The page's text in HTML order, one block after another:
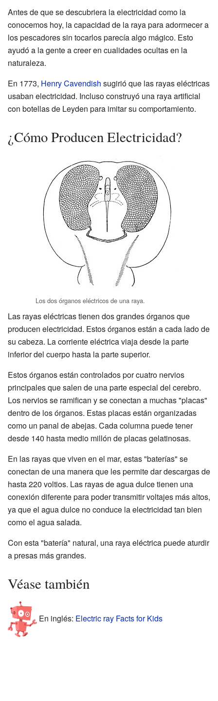
Antes de que se descubriera la electricidad como la
conocemos hoy, la capacidad de la raya para adormecer a
los pescadores sin tocarlos parecía algo mágico. Esto
ayudó a la gente a creer en cualidades ocultas en la
naturaleza.
En 1773, Henry Cavendish sugirió que las rayas eléctricas
usaban electricidad. Incluso construyó una raya artificial
con botellas de Leyden para imitar su comportamiento.
¿Cómo Producen Electricidad?
Los dos órganos eléctricos de una raya.
Las rayas eléctricas tienen dos grandes órganos que
producen electricidad. Estos órganos están a cada lado de
su cabeza. La corriente eléctrica viaja desde la parte
inferior del cuerpo hasta la parte superior.
Estos órganos están controlados por cuatro nervios
principales que salen de una parte especial del cerebro.
Los nervios se ramifican y se conectan a muchas "placas"
dentro de los órganos. Estas placas están organizadas
como un panal de abejas. Cada columna puede tener
desde 140 hasta medio millón de placas gelatinosas.
En las rayas que viven en el mar, estas "baterías" se
conectan de una manera que les permite dar descargas de
hasta 220 voltios. Las rayas de agua dulce tienen una
conexión diferente para poder transmitir voltajes más altos,
ya que el agua dulce no conduce la electricidad tan bien
como el agua salada.
Con esta "batería" natural, una raya eléctrica puede aturdir
a presas más grandes.
Véase también
En inglés: Electric ray Facts for Kids